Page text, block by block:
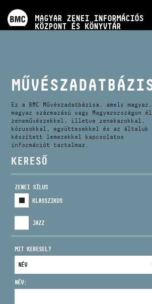
MAGYAR ZENEI INFORMÁCIÓS
KÖZPONT ÉS KÖNYVTÁR
KÉPZÉSEK
KIADVÁNYOK
RÓLUNK
KAPCSOLAT
VIDEÓ
Ez a BMC Művészadatbázisa, amely magyar,
magyar származású vagy Magyarországon
zeneművészekkel, illetve zenekarokkal,
kórusokkal, együttesekkel és az általuk
készített lemezekkel kapcsolatos
információt tartalmaz.
KERESŐ
ZENEI SÍLUS
KLASSZIKUS
JAZZ
MIT KERESEL?
NÉV: